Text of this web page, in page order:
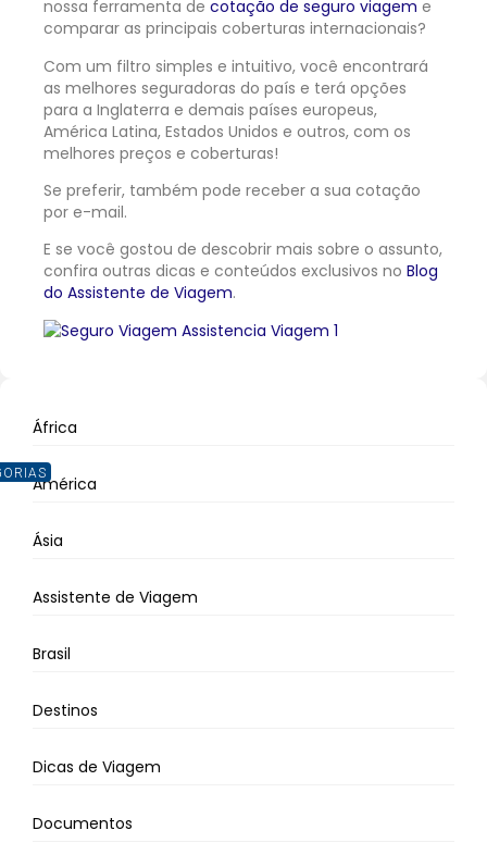
nossa ferramenta de cotação de seguro viagem e
comparar as principais coberturas internacionais?
Com um filtro simples e intuitivo, você encontrará
as melhores seguradoras do país e terá opções
para a Inglaterra e demais países europeus,
América Latina, Estados Unidos e outros, com os
melhores preços e coberturas!
Se preferir, também pode receber a sua cotação
por e-mail.
E se você gostou de descobrir mais sobre o assunto,
confira outras dicas e conteúdos exclusivos no Blog
do Assistente de Viagem.
África
América
Ásia
Assistente de Viagem
Brasil
Destinos
Dicas de Viagem
Documentos